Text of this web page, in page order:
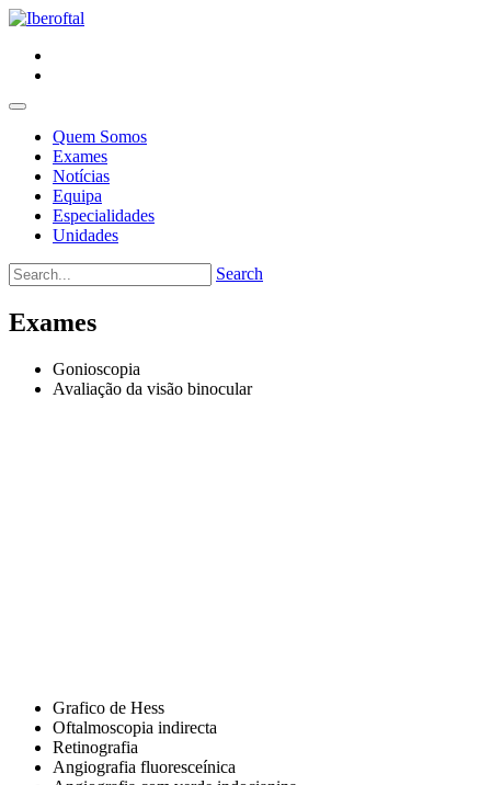
Quem Somos
Exames
Notícias
Equipa
Especialidades
Unidades
Search
Exames
Gonioscopia
Avaliação da visão binocular
Grafico de Hess
Oftalmoscopia indirecta
Retinografia
Angiografia fluoresceínica